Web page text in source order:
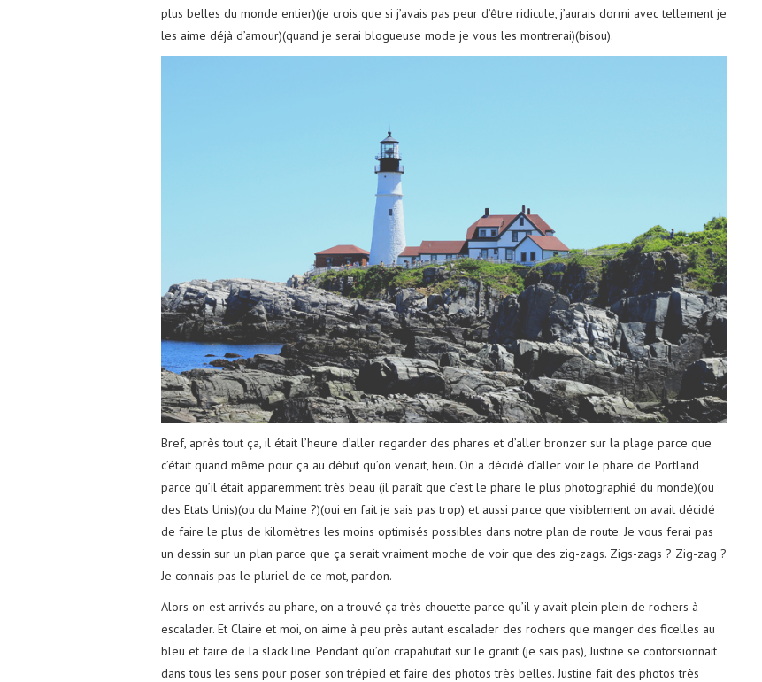
plus belles du monde entier)(je crois que si j’avais pas peur d’être ridicule, j’aurais dormi avec tellement je
les aime déjà d’amour)(quand je serai blogueuse mode je vous les montrerai)(bisou).
Bref, après tout ça, il était l’heure d’aller regarder des phares et d’aller bronzer sur la plage parce que
c’était quand même pour ça au début qu’on venait, hein. On a décidé d’aller voir le phare de Portland
parce qu’il était apparemment très beau (il paraît que c’est le phare le plus photographié du monde)(ou
des Etats Unis)(ou du Maine ?)(oui en fait je sais pas trop) et aussi parce que visiblement on avait décidé
de faire le plus de kilomètres les moins optimisés possibles dans notre plan de route. Je vous ferai pas
un dessin sur un plan parce que ça serait vraiment moche de voir que des zig-zags. Zigs-zags ? Zig-zag ?
Je connais pas le pluriel de ce mot, pardon.
Alors on est arrivés au phare, on a trouvé ça très chouette parce qu’il y avait plein plein de rochers à
escalader. Et Claire et moi, on aime à peu près autant escalader des rochers que manger des ficelles au
bleu et faire de la slack line. Pendant qu’on crapahutait sur le granit (je sais pas), Justine se contorsionnait
dans tous les sens pour poser son trépied et faire des photos très belles. Justine fait des photos très